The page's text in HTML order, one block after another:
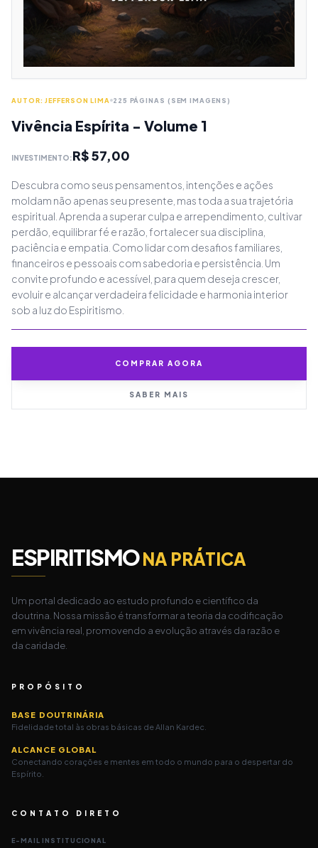
AUTOR: JEFFERSON LIMA 225 PÁGINAS (SEM IMAGENS)
Vivência Espírita - Volume 1
INVESTIMENTO:R$ 57,00
Descubra como seus pensamentos, intenções e ações
moldam não apenas seu presente, mas toda a sua trajetória
espiritual. Aprenda a superar culpa e arrependimento, cultivar
perdão, equilibrar fé e razão, fortalecer sua disciplina,
paciência e empatia. Como lidar com desafios familiares,
financeiros e pessoais com sabedoria e persistência. Um
convite profundo e acessível, para quem deseja crescer,
evoluir e alcançar verdadeira felicidade e harmonia interior
sob a luz do Espiritismo.
COMPRAR AGORA
SABER MAIS
ESPIRITISMONA PRÁTICA
Um portal dedicado ao estudo profundo e científico da
doutrina. Nossa missão é transformar a teoria da codificação
em vivência real, promovendo a evolução através da razão e
da caridade.
PROPÓSITO
BASE DOUTRINÁRIA
Fidelidade total às obras básicas de Allan Kardec.
ALCANCE GLOBAL
Conectando corações e mentes em todo o mundo para o despertar do
Espírito.
CONTATO DIRETO
E-MAIL INSTITUCIONAL